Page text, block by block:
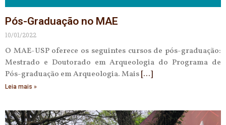
Pós-Graduação no MAE
10/01/2022
O MAE-USP oferece os seguintes cursos de pós-graduação:
Mestrado e Doutorado em Arqueologia do Programa de
Pós-graduação em Arqueologia. Mais
Leia mais »